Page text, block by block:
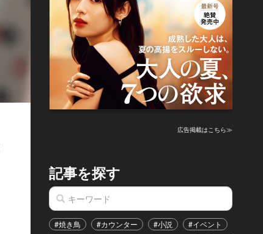
広告掲載はこちら≫
記事を探す
#焼き鳥 #カウンター #小説 #イベント